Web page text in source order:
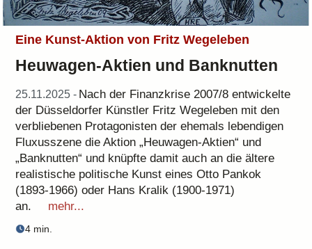
Eine Kunst-Aktion von Fritz Wegeleben
Heuwagen-Aktien und Banknutten
25.11.2025 - Nach der Finanzkrise 2007/8 entwickelte
der Düsseldorfer Künstler Fritz Wegeleben mit den
verbliebenen Protagonisten der ehemals lebendigen
Fluxusszene die Aktion „Heuwagen-Aktien“ und
„Banknutten“ und knüpfte damit auch an die ältere
realistische politische Kunst eines Otto Pankok
(1893-1966) oder Hans Kralik (1900-1971)
an.
mehr...
4 min.